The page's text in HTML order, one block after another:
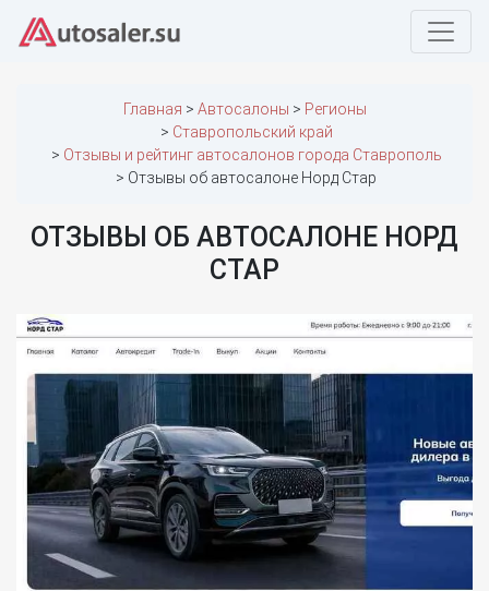
Главная Автосалоны
Регионы
Ставропольский край
Отзывы и рейтинг автосалонов города Ставрополь
Отзывы об автосалоне Норд Стар
ОТЗЫВЫ ОБ АВТОСАЛОНЕ НОРД
СТАР